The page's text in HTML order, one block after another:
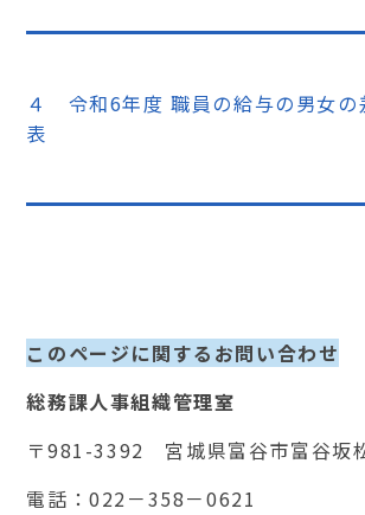
４ 令和6年度 職員の給与の男女の
表
このページに関するお問い合わせ
総務課人事組織管理室
〒981-3392 宮城県富谷市富谷坂
電話：022－358－0621